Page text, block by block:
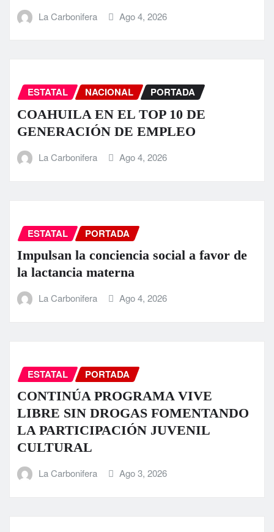
La Carbonifera Ago 4, 2026
ESTATAL NACIONAL PORTADA
COAHUILA EN EL TOP 10 DE
GENERACIÓN DE EMPLEO
La Carbonifera Ago 4, 2026
ESTATAL PORTADA
Impulsan la conciencia social a favor de
la lactancia materna
La Carbonifera Ago 4, 2026
ESTATAL PORTADA
CONTINÚA PROGRAMA VIVE
LIBRE SIN DROGAS FOMENTANDO
LA PARTICIPACIÓN JUVENIL
CULTURAL
La Carbonifera Ago 3, 2026